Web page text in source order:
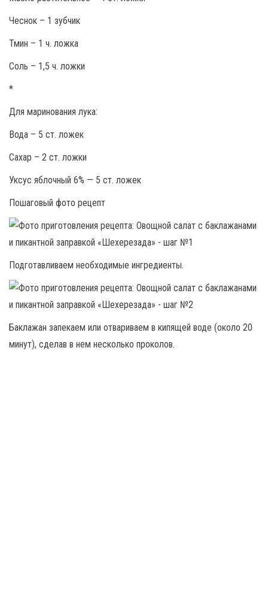
Чеснок – 1 зубчик
Тмин – 1 ч. ложка
Соль – 1,5 ч. ложки
*
Для маринования лука:
Вода – 5 ст. ложек
Сахар – 2 ст. ложки
Уксус яблочный 6% — 5 ст. ложек
Пошаговый фото рецепт
Подготавливаем необходимые ингредиенты.
Баклажан запекаем или отвариваем в кипящей воде (около 20
минут), сделав в нем несколько проколов.